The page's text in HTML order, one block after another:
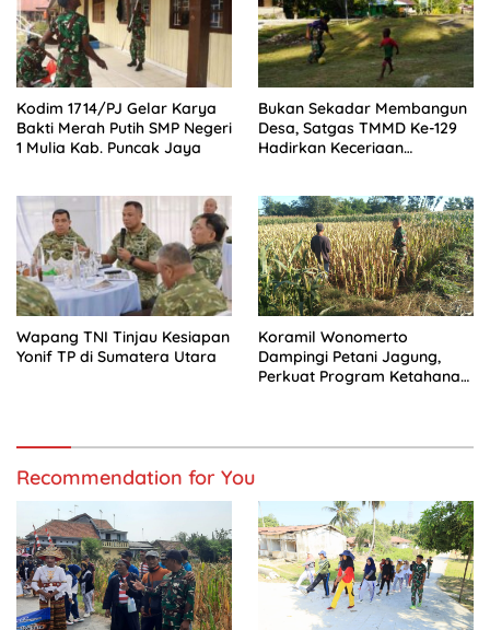
Kodim 1714/PJ Gelar Karya
Bakti Merah Putih SMP Negeri
1 Mulia Kab. Puncak Jaya
Bukan Sekadar Membangun
Desa, Satgas TMMD Ke-129
Hadirkan Keceriaan
Wapang TNI Tinjau Kesiapan
Yonif TP di Sumatera Utara
Koramil Wonomerto
Dampingi Petani Jagung,
Perkuat Program Ketahanan
Recommendation for You